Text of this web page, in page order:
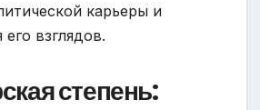
карьеры и
взглядов.
степень: